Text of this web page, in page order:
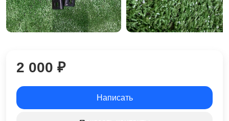
2 000 ₽
Написать